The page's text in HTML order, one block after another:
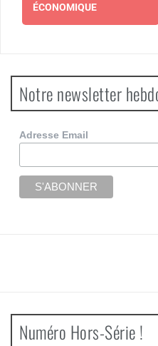
ÉCONOMIQUE
Notre newsletter
Adresse Email
Numéro Hors-Série !